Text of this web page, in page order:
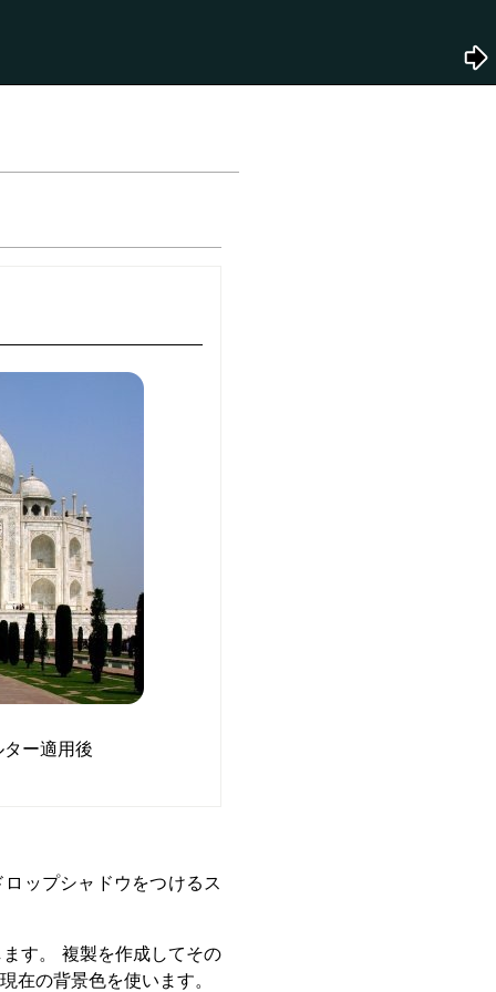
ー適用後
ップシャドウをつけるス
す。 複製を作成してその
の背景色を使います。